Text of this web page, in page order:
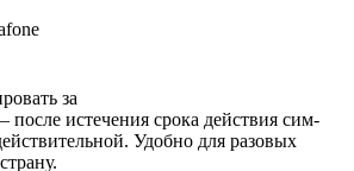
истечения срока действия сим-
Удобно для разовых